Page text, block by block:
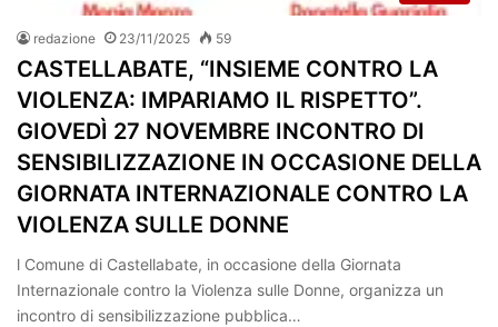
redazione 23/11/2025 59
CASTELLABATE, “INSIEME CONTRO LA
VIOLENZA: IMPARIAMO IL RISPETTO”.
GIOVEDÌ 27 NOVEMBRE INCONTRO DI
SENSIBILIZZAZIONE IN OCCASIONE DELLA
GIORNATA INTERNAZIONALE CONTRO LA
VIOLENZA SULLE DONNE
l Comune di Castellabate, in occasione della Giornata
Internazionale contro la Violenza sulle Donne, organizza un
incontro di sensibilizzazione pubblica…